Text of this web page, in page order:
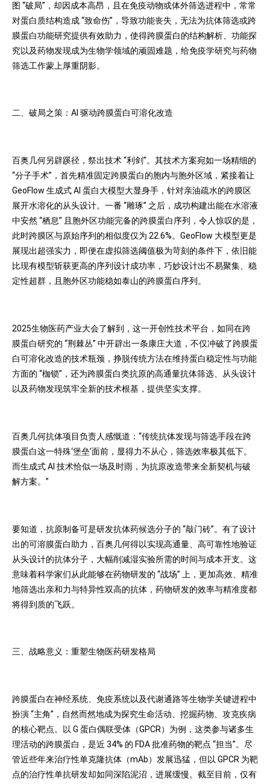
图 “破局”，却因成本高昂，且在免疫动物或体外筛选进程中，常常
对蛋白质结构造成 “致命伤”，导致功能丧失，无法为抗体筛选或跨
膜蛋白功能研究提供有效助力，使得跨膜蛋白的结构解析、功能探
究以及药物发现成为生物学领域的顽固难题，给免疫学研究与药物
筛选工作蒙上厚重阴影。
二、破局之策：AI 驱动跨膜蛋白可溶化改造
百奥几何另辟蹊径，祭出技术 “利剑”。其技术方案宛如一场精细的
“分子手术”，首先精准固定跨膜蛋白的胞内与胞外区域，紧接着让
GeoFlow 生成式 AI 蛋白大模型大显身手，针对亲油疏水的跨膜区
展开水溶化的从头设计。一番 “雕琢” 之后，成功构建出能在水溶液
中安然 “栖息” 且胞外区功能完备的跨膜蛋白序列，令人惊叹的是，
此时跨膜区与原始序列的相似度仅为 22.6%。GeoFlow 大模型更是
展现出超强实力，即便在虚拟筛选阈值极为苛刻的条件下，依旧能
比现有模型斩获更高的序列设计成功率，巧妙设计出不易聚集、稳
定性超群，且胞外区功能稳如泰山的跨膜蛋白序列。
2025生物医药产业大会了解到，这一开创性技术平台，如同在跨
膜蛋白研究的 “荆棘丛” 中开辟出一条康庄大道，不仅冲破了跨膜蛋
白可溶化改造的技术瓶颈，挣脱传统方法在维持蛋白稳定性与功能
方面的 “枷锁”，还为跨膜蛋白类抗原的高通量抗体筛选、从头设计
以及药物发现筑牢全新的技术根基，提供坚实支撑。
百奥几何抗体项目负责人感慨道：“传统抗体发现与筛选手段在跨
膜蛋白这一特殊‘堡垒’面前，显得力不从心，筛选效率极其低下。
而生成式 AI 技术恰似一场及时雨，为抗原改造带来全新契机与破
解方案。”
要知道，抗原制备可是研发抗体药候选分子的 “敲门砖”。有了设计
出的可溶膜蛋白助力，百奥几何得以实现高通量、高可靠性地验证
从头设计的抗体分子，大幅削减湿实验所需的时间与成本开支。这
意味着科学家们从此能够在药物研发的 “战场” 上，更加高效、精准
地筛选出亲和力与特异性双高的抗体，药物研发的效率与精准度都
将得到质的飞跃。
三、战略意义：重塑生物医药研发格局
跨膜蛋白在神经系统、免疫系统以及代谢通路等生物学关键进程中
扮演 “主角”，自然而然地成为探究生命活动、挖掘药物、攻克疾病
的核心靶点。以 G 蛋白偶联受体（GPCR）为例，这类参与诸多生
理活动的跨膜蛋白，是近 34% 的 FDA 批准药物的靶点 “担当”。尽
管近些年来治疗性单克隆抗体（mAb）发展迅猛，但以 GPCR 为靶
点的治疗性单抗研发却如同深陷泥沼，进展缓慢。截至目前，仅有